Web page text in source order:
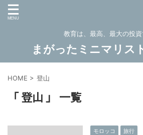
教育は、最高、最大の投
まがったミニマリス
HOME > 登山
「 登山 」 一覧
モロッコ 旅行